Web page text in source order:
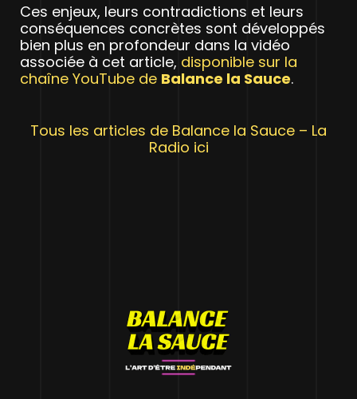
Ces enjeux, leurs contradictions et leurs
conséquences concrètes sont développés
bien plus en profondeur dans la vidéo
associée à cet article, disponible sur la
chaîne YouTube de Balance la Sauce.
Tous les articles de Balance la Sauce – La
Radio ici